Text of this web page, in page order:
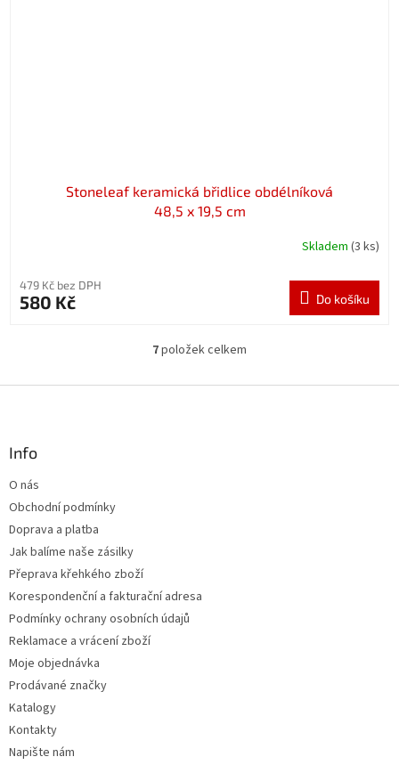
Stoneleaf keramická břidlice obdélníková
48,5 x 19,5 cm
Skladem (3 ks)
479 Kč bez DPH
580 Kč Do košíku
O
l
ý
7položek celkem
Info
O nás
Obchodní podmínky
Doprava a platba
Jak balíme naše zásilky
Přeprava křehkého zboží
Korespondenční a fakturační adresa
Podmínky ochrany osobních údajů
Reklamace a vrácení zboží
Moje objednávka
Prodávané značky
Katalogy
Kontakty
Napište nám